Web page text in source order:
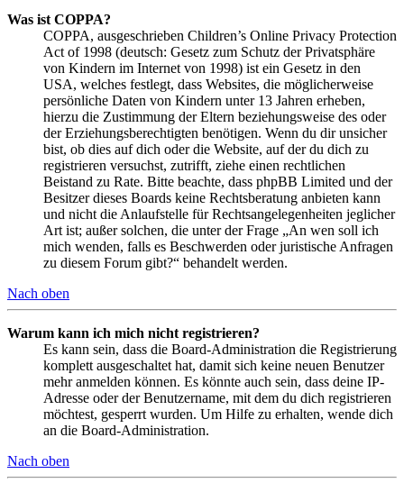
Was ist COPPA?
COPPA, ausgeschrieben Children’s Online Privacy Protection
Act of 1998 (deutsch: Gesetz zum Schutz der Privatsphäre
von Kindern im Internet von 1998) ist ein Gesetz in den
USA, welches festlegt, dass Websites, die möglicherweise
persönliche Daten von Kindern unter 13 Jahren erheben,
hierzu die Zustimmung der Eltern beziehungsweise des oder
der Erziehungsberechtigten benötigen. Wenn du dir unsicher
bist, ob dies auf dich oder die Website, auf der du dich zu
registrieren versuchst, zutrifft, ziehe einen rechtlichen
Beistand zu Rate. Bitte beachte, dass phpBB Limited und der
Besitzer dieses Boards keine Rechtsberatung anbieten kann
und nicht die Anlaufstelle für Rechtsangelegenheiten jeglicher
Art ist; außer solchen, die unter der Frage „An wen soll ich
mich wenden, falls es Beschwerden oder juristische Anfragen
zu diesem Forum gibt?“ behandelt werden.
Nach oben
Warum kann ich mich nicht registrieren?
Es kann sein, dass die Board-Administration die Registrierung
komplett ausgeschaltet hat, damit sich keine neuen Benutzer
mehr anmelden können. Es könnte auch sein, dass deine IP-
Adresse oder der Benutzername, mit dem du dich registrieren
möchtest, gesperrt wurden. Um Hilfe zu erhalten, wende dich
an die Board-Administration.
Nach oben